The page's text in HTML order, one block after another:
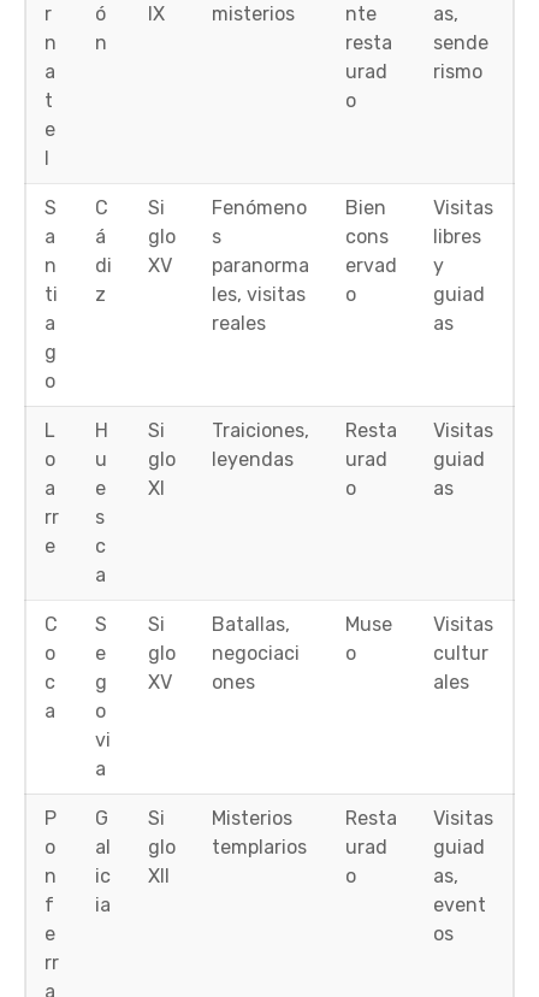
r
n
a
t
e
l
ó
n
IX
misterios
nte
resta
urad
o
as,
sende
rismo
S
a
n
ti
a
g
o
C
á
di
z
Si
glo
XV
Fenómeno
s
paranorma
les, visitas
reales
Bien
cons
ervad
o
Visitas
libres
y
guiad
as
L
o
a
rr
e
H
u
e
s
c
a
Si
glo
XI
Traiciones,
leyendas
Resta
urad
o
Visitas
guiad
as
C
o
c
a
S
e
g
o
vi
a
Si
glo
XV
Batallas,
negociaci
ones
Muse
o
Visitas
cultur
ales
P
o
n
f
e
rr
a
G
al
ic
ia
Si
glo
XII
Misterios
templarios
Resta
urad
o
Visitas
guiad
as,
event
os